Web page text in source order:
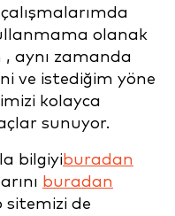
olanak
aynı zamanda
ve istediğim yöne
kolayca
sunuyor.
bilgiyiburadan
buradan
sitemizi de